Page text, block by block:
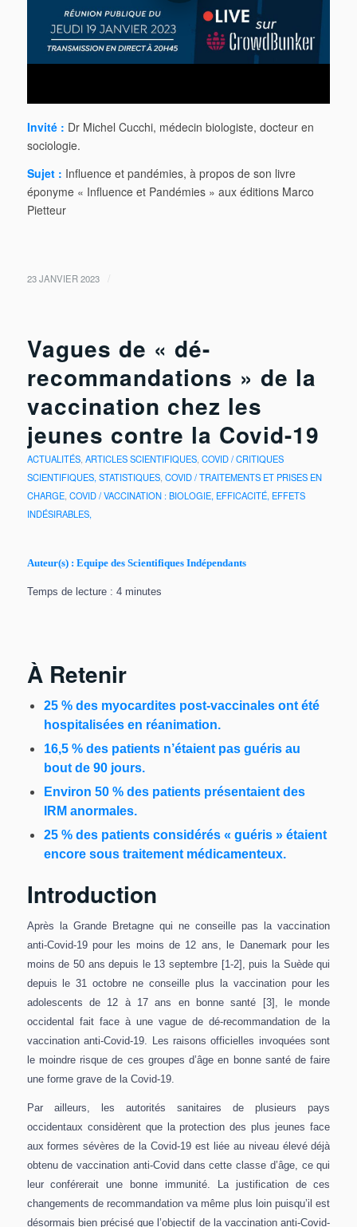
Invité : Dr Michel Cucchi, médecin biologiste, docteur en
sociologie.
Sujet : Influence et pandémies, à propos de son livre
éponyme « Influence et Pandémies » aux éditions Marco
Pietteur
23 JANVIER 2023 /
Vagues de « dé-
recommandations » de la
vaccination chez les
jeunes contre la Covid-19
ACTUALITÉS, ARTICLES SCIENTIFIQUES, COVID / CRITIQUES
SCIENTIFIQUES, STATISTIQUES, COVID / TRAITEMENTS ET PRISES EN
CHARGE, COVID / VACCINATION : BIOLOGIE, EFFICACITÉ, EFFETS
INDÉSIRABLES,
Auteur(s) : Equipe des Scientifiques Indépendants
Temps de lecture : 4 minutes
À Retenir
25 % des myocardites post-vaccinales ont été
hospitalisées en réanimation.
16,5 % des patients n’étaient pas guéris au
bout de 90 jours.
Environ 50 % des patients présentaient des
IRM anormales.
25 % des patients considérés « guéris » étaient
encore sous traitement médicamenteux.
Introduction
Après la Grande Bretagne qui ne conseille pas la vaccination
anti-Covid-19 pour les moins de 12 ans , le Danemark pour les
moins de 50 ans depuis le 13 septembre [1-2], puis la Suède qui
depuis le 31 octobre ne conseille plus la vaccination pour les
adolescents de 12 à 17 ans en bonne santé [3], le monde
occidental fait face à une vague de dé-recommandation de la
vaccination anti-Covid-19. Les raisons officielles invoquées sont
le moindre risque de ces groupes d’âge en bonne santé de faire
une forme grave de la Covid-19.
Par ailleurs, les autorités sanitaires de plusieurs pays
occidentaux considèrent que la protection des plus jeunes face
aux formes sévères de la Covid-19 est liée au niveau élevé déjà
obtenu de vaccination anti-Covid dans cette classe d’âge, ce qui
leur conférerait une bonne immunité. La justification de ces
changements de recommandation va même plus loin puisqu’il est
désormais bien précisé que l’objectif de la vaccination anti-Covid-